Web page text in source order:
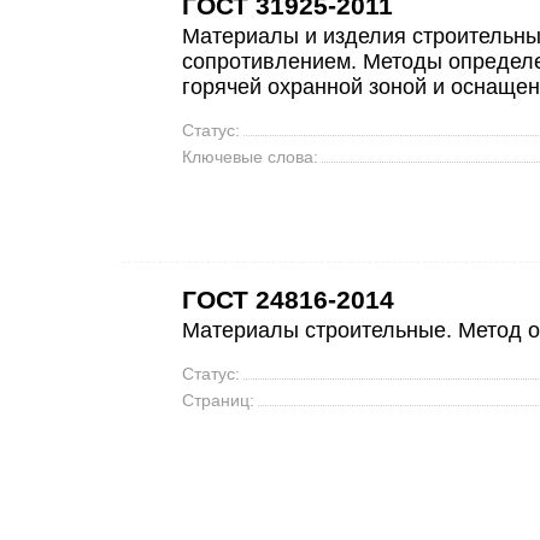
Материалы и изделия
сопротивлением. Методы
горячей охранной зоной и
Статус:
Ключевые слова:
ГОСТ 24816-2014
Материалы строительные. Метод
Статус:
Страниц: